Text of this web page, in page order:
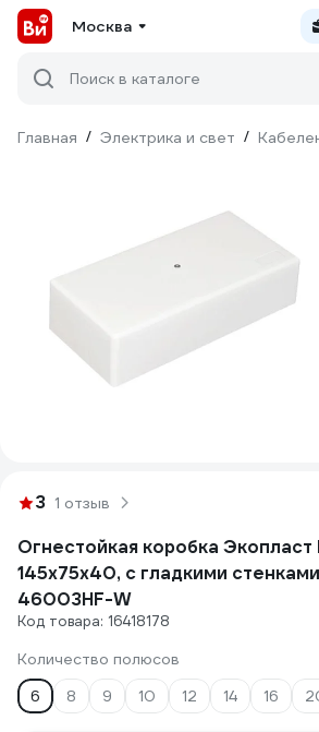
Москва
Поиск в каталоге
Главная / Электрика и свет /
3 1 отзыв
Огнестойкая коробка Экопласт
145х75х40, с гладкими
46003HF-W
Код товара: 16418178
Количество полюсов
6
8 9 10 12 14 16